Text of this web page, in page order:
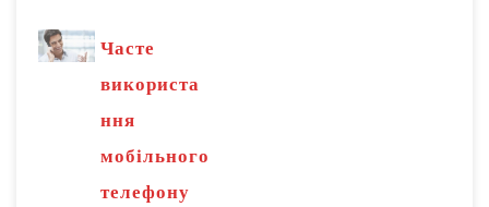
Часте
використа
ння
мобільного
телефону